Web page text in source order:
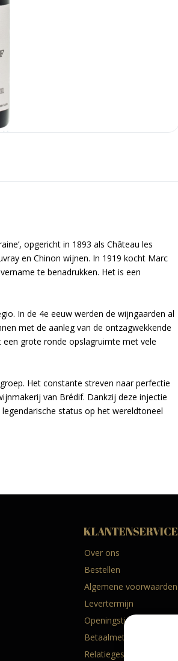
opgericht in 1893 als Château les
en Chinon wijnen. In 1919 kocht Marc
te benadrukken. Het is een
In de 4e eeuw werden de wijngaarden al
met de aanleg van de ontzagwekkende
grote ronde opslagruimte met vele
Het constante streven naar perfectie
van Brédif. Dankzij deze injectie
status op het wereldtoneel
KLANTENSERVICE
Over ons
Bestellen
Algemene voorwaarden
Levertermijn
Openingstijden
Betaalmethoden
Relatiegeschenken